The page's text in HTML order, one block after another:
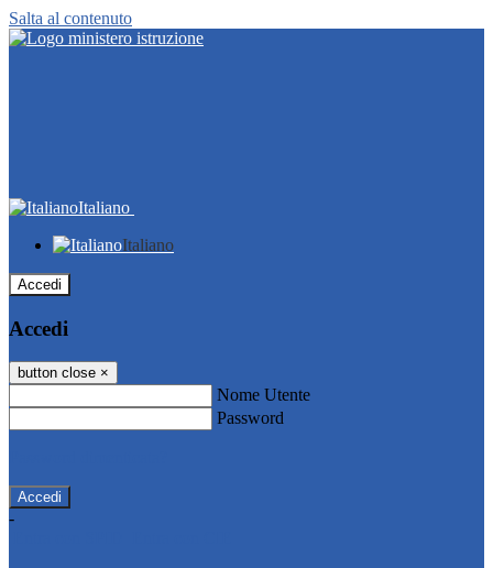
Salta al contenuto
Italiano
Italiano
Accedi
Accedi
button close ×
Nome Utente
Password
-